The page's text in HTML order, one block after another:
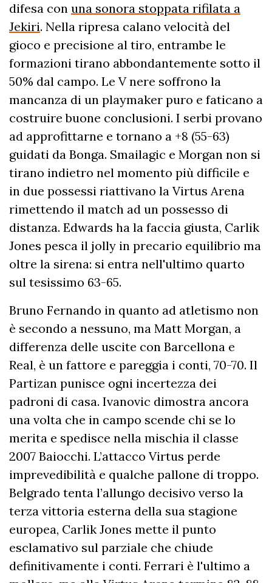
difesa con una sonora stoppata rifilata a
Jekiri. Nella ripresa calano velocità del
gioco e precisione al tiro, entrambe le
formazioni tirano abbondantemente sotto il
50% dal campo. Le V nere soffrono la
mancanza di un playmaker puro e faticano a
costruire buone conclusioni. I serbi provano
ad approfittarne e tornano a +8 (55-63)
guidati da Bonga. Smailagic e Morgan non si
tirano indietro nel momento più difficile e
in due possessi riattivano la Virtus Arena
rimettendo il match ad un possesso di
distanza. Edwards ha la faccia giusta, Carlik
Jones pesca il jolly in precario equilibrio ma
oltre la sirena: si entra nell'ultimo quarto
sul tesissimo 63-65.
Bruno Fernando in quanto ad atletismo non
è secondo a nessuno, ma Matt Morgan, a
differenza delle uscite con Barcellona e
Real, è un fattore e pareggia i conti, 70-70. Il
Partizan punisce ogni incertezza dei
padroni di casa. Ivanovic dimostra ancora
una volta che in campo scende chi se lo
merita e spedisce nella mischia il classe
2007 Baiocchi. L’attacco Virtus perde
imprevedibilità e qualche pallone di troppo.
Belgrado tenta l’allungo decisivo verso la
terza vittoria esterna della sua stagione
europea, Carlik Jones mette il punto
esclamativo sul parziale che chiude
definitivamente i conti. Ferrari è l'ultimo a